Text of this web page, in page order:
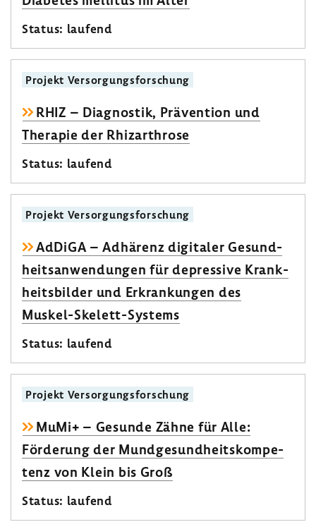
Status: laufend
Projekt Versor­gungs­for­schung
RHIZ – Diagnostik, Präven­tion und
Therapie der Rhiz­ar­throse
Status: laufend
Projekt Versor­gungs­for­schung
AdDiGA – Adhä­renz digi­taler Gesund­
heits­an­wen­dungen für depres­sive Krank­
heits­bilder und Erkran­kungen des
Muskel-​Skelett-Systems
Status: laufend
Projekt Versor­gungs­for­schung
MuMi+ – Gesunde Zähne für Alle:
Förde­rung der Mund­ge­sund­heits­kom­pe­
tenz von Klein bis Groß
Status: laufend